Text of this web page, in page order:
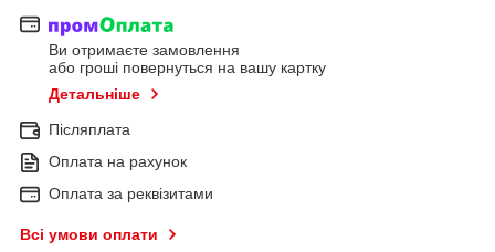
Ви отримаєте замовлення
або гроші повернуться на вашу картку
Детальніше
Післяплата
Оплата на рахунок
Оплата за реквізитами
Всі умови оплати